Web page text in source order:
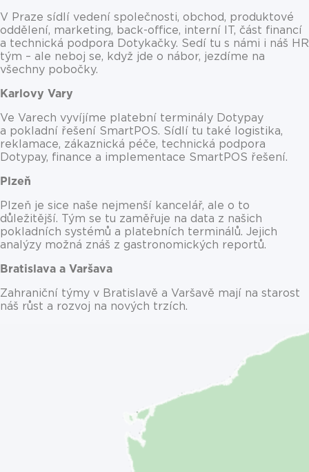
V Praze sídlí vedení společnosti, obchod, produktové
oddělení, marketing, back-office, interní IT, část financí
a technická podpora Dotykačky. Sedí tu s námi i náš HR
tým – ale neboj se, když jde o nábor, jezdíme na
všechny pobočky.
Karlovy Vary
Ve Varech vyvíjíme platební terminály Dotypay
a pokladní řešení SmartPOS. Sídlí tu také logistika,
reklamace, zákaznická péče, technická podpora
Dotypay, finance a implementace SmartPOS řešení.
Plzeň
Plzeň je sice naše nejmenší kancelář, ale o to
důležitější. Tým se tu zaměřuje na data z našich
pokladních systémů a platebních terminálů. Jejich
analýzy možná znáš z gastronomických reportů.
Bratislava a Varšava
Zahraniční týmy v Bratislavě a Varšavě mají na starost
náš růst a rozvoj na nových trzích.